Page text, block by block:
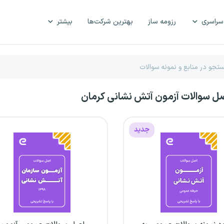
رزومه ساز بهترین شرکت‌ها بیشتر
سوالات آزمون آتش نشانی کرمان
جدید